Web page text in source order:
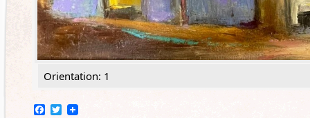
Orientation: 1
Facebook
Twitter